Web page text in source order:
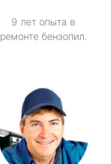
9 лет опыта в
ремонте бензопил.